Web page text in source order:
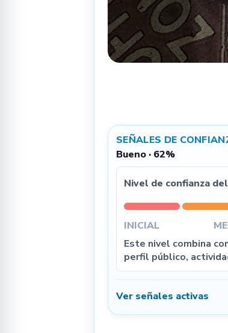
SEÑALES DE
Bueno · 62%
Nivel de confianza
INICIAL
Este nivel combina
perfil público,
Ver señales activas